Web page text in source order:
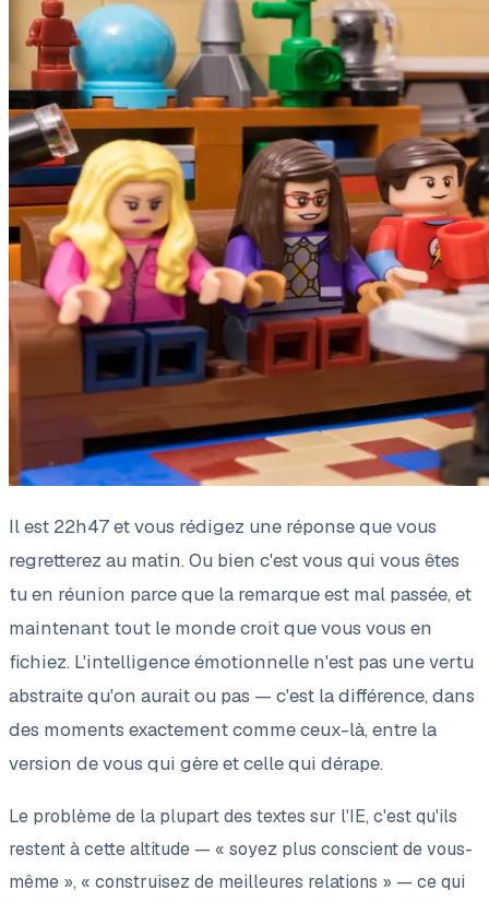
Il est 22h47 et vous rédigez une réponse que vous
regretterez au matin. Ou bien c'est vous qui vous êtes
tu en réunion parce que la remarque est mal passée, et
maintenant tout le monde croit que vous vous en
fichiez. L'intelligence émotionnelle n'est pas une vertu
abstraite qu'on aurait ou pas — c'est la différence, dans
des moments exactement comme ceux-là, entre la
version de vous qui gère et celle qui dérape.
Le problème de la plupart des textes sur l'IE, c'est qu'ils
restent à cette altitude — « soyez plus conscient de vous-
même », « construisez de meilleures relations » — ce qui